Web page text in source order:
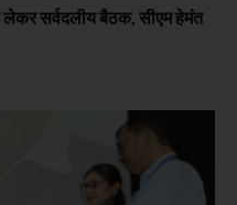
सर्वदलीय बैठक, सीएम हेमंत